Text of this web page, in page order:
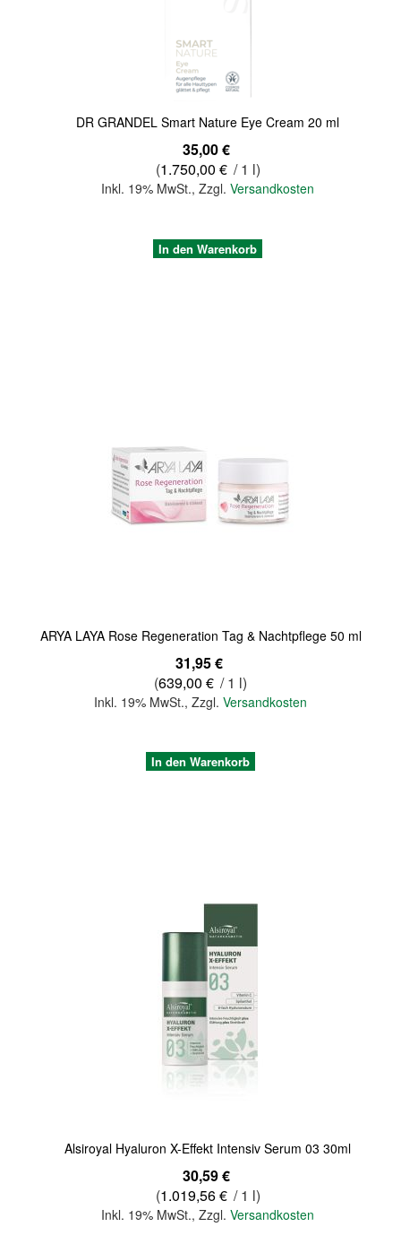
DR GRANDEL Smart Nature Eye Cream 20 ml
35,00 €
(1.750,00 € / 1 l)
Inkl. 19% MwSt.,Zzgl.Versandkosten
In den Warenkorb
ARYA LAYA Rose Regeneration Tag & Nachtpflege 50 ml
31,95 €
(639,00 € / 1 l)
Inkl. 19% MwSt., Zzgl. Versandkosten
In den Warenkorb
Alsiroyal Hyaluron X-Effekt Intensiv Serum 03 30ml
30,59 €
(1.019,56 € / 1 l)
Inkl. 19% MwSt.,Zzgl.Versandkosten